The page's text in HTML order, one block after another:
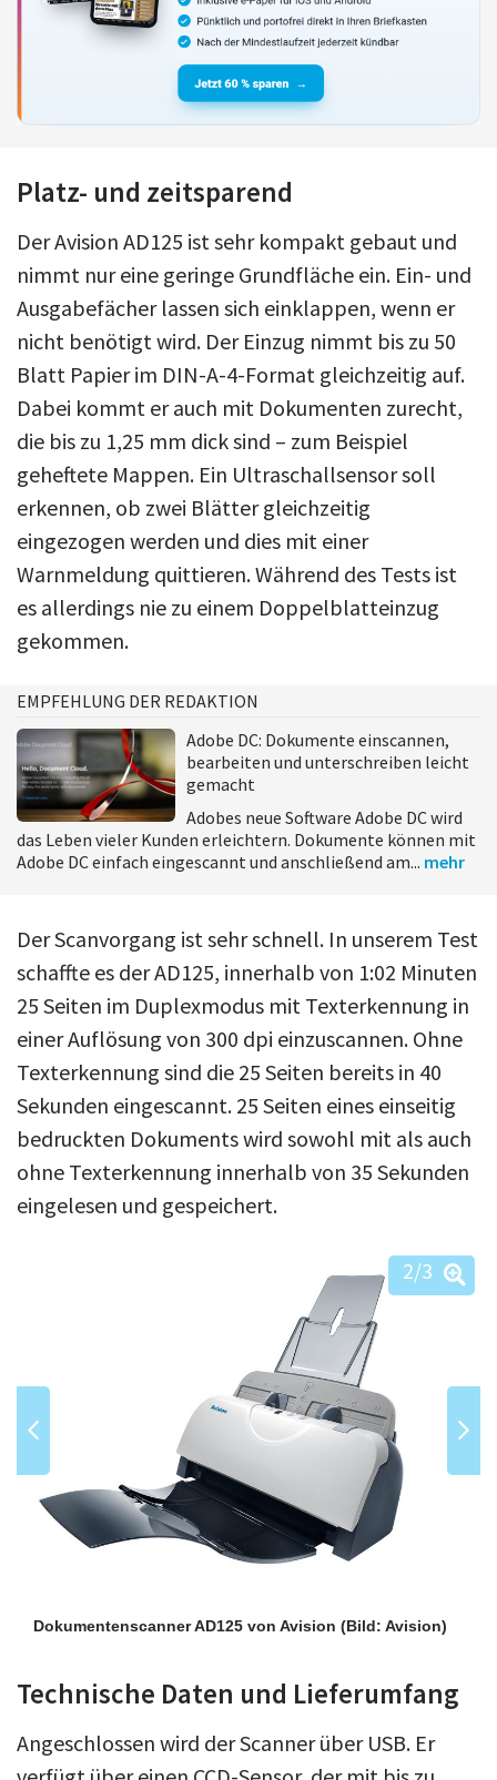
Platz- und zeitsparend
Der Avision AD125 ist sehr kompakt gebaut und
nimmt nur eine geringe Grundfläche ein. Ein- und
Ausgabefächer lassen sich einklappen, wenn er
nicht benötigt wird. Der Einzug nimmt bis zu 50
Blatt Papier im DIN-A-4-Format gleichzeitig auf.
Dabei kommt er auch mit Dokumenten zurecht,
die bis zu 1,25 mm dick sind – zum Beispiel
geheftete Mappen. Ein Ultraschallsensor soll
erkennen, ob zwei Blätter gleichzeitig
eingezogen werden und dies mit einer
Warnmeldung quittieren. Während des Tests ist
es allerdings nie zu einem Doppelblatteinzug
gekommen.
EMPFEHLUNG DER REDAKTION
Adobe DC: Dokumente einscannen,
bearbeiten und unterschreiben leicht
gemacht
Adobes neue Software Adobe DC wird
das Leben vieler Kunden erleichtern. Dokumente können mit
Adobe DC einfach eingescannt und anschließend am... mehr
Der Scanvorgang ist sehr schnell. In unserem Test
schaffte es der AD125, innerhalb von 1:02 Minuten
25 Seiten im Duplexmodus mit Texterkennung in
einer Auflösung von 300 dpi einzuscannen. Ohne
Texterkennung sind die 25 Seiten bereits in 40
Sekunden eingescannt. 25 Seiten eines einseitig
bedruckten Dokuments wird sowohl mit als auch
ohne Texterkennung innerhalb von 35 Sekunden
eingelesen und gespeichert.
Dokumentenscanner AD125 von Avision (Bild: Avision)
2/3
Technische Daten und Lieferumfang
Angeschlossen wird der Scanner über USB. Er